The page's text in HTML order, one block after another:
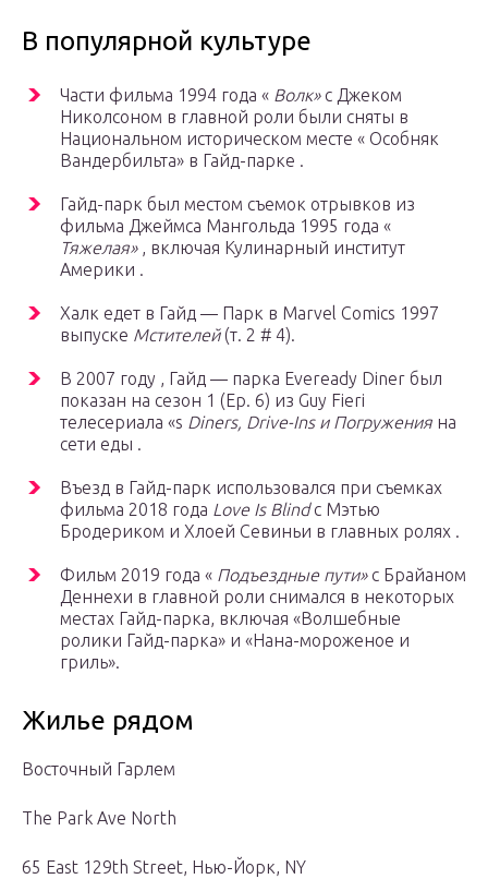
В популярной культуре
Части фильма 1994 года « Волк»с Джеком
Николсоном в главной роли были сняты в
Национальном историческом месте « Особняк
Вандербильта» в Гайд-парке .
Гайд-парк был местом съемок отрывков из
фильма Джеймса Мангольда 1995 года «
Тяжелая» , включая Кулинарный институт
Америки .
Халк едет в Гайд — Парк в Marvel Comics 1997
выпуске Мстителей (т. 2 # 4).
В 2007 году , Гайд — парка Eveready Diner был
показан на сезон 1 (Ep. 6) из Guy Fieri
телесериала «s Diners, Drive-Ins и Погружения на
сети еды .
Въезд в Гайд-парк использовался при съемках
фильма 2018 года Love Is Blindс Мэтью
Бродериком и Хлоей Севиньи в главных ролях .
Фильм 2019 года « Подъездные пути»с Брайаном
Деннехи в главной роли снимался в некоторых
местах Гайд-парка, включая «Волшебные
ролики Гайд-парка» и «Нана-мороженое и
гриль».
Жилье рядом
Восточный Гарлем
The Park Ave North
65 East 129th Street, Нью-Йорк, NY